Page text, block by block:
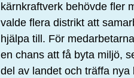
kärnkraftverk behövde fler
valde flera distrikt att
hjälpa till. För
en chans att få byta miljö,
del av landet och träffa nya